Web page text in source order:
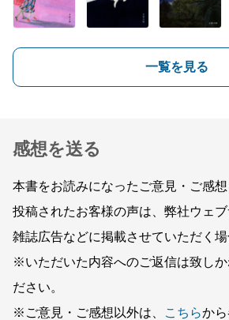
一覧を見る
感想を送る
本書をお読みになったご意見・ご感想
投稿されたお客様の声は、弊社ウェブ
雑誌広告などに掲載させていただく場
※いただいた内容へのご返信は致しか
ださい。
※ご意見・ご感想以外は、
こちらか